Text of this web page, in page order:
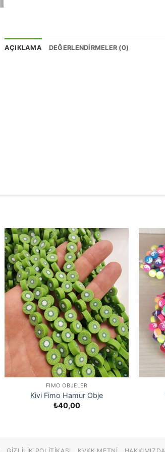
AÇIKLAMA DEĞERLENDIRMELER (0)
FIMO OBJELER
Kivi Fimo Hamur Obje
₺40,00